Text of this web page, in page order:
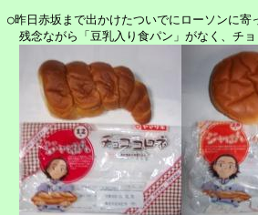
○昨日赤坂まで出かけたついでにローソンに
残念ながら「豆乳入り食パン」がなく、チ